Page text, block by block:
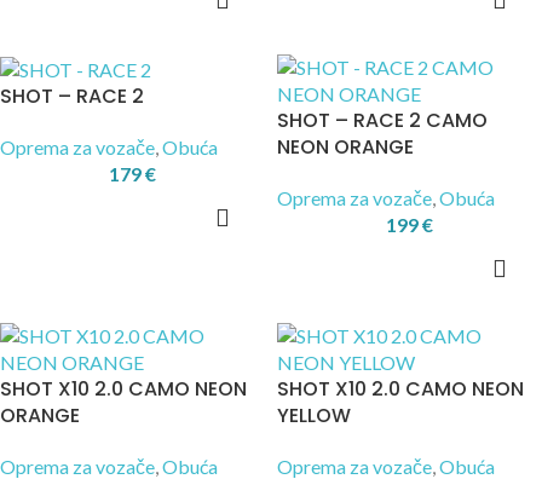
SHOT – RACE 2
Oprema za vozače,Obuća
179€
SHOT – RACE 2 CAMO
NEON ORANGE
Oprema za vozače,Obuća
199€
SHOT X10 2.0 CAMO NEON
ORANGE
Oprema za vozače,Obuća
SHOT X10 2.0 CAMO NEON
YELLOW
Oprema za vozače,Obuća